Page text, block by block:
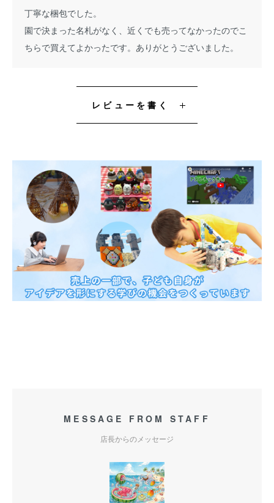
丁寧な梱包でした。
園で決まった名札がなく、近くでも売ってなかったのでこ
ちらで買えてよかったです。ありがとうございました。
レビューを書く
MESSAGE FROM STAFF
店長からのメッセージ